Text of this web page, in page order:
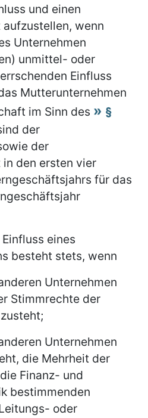
und einen
wenn
Unternehmen
unmittel- oder
Einfluss
Mutterunternehmen
im Sinn des
§
der
der
den ersten vier
für das
eines
besteht stets, wenn
Unternehmen
Stimmrechte der
Unternehmen
die Mehrheit der
Finanz- und
bestimmenden
oder